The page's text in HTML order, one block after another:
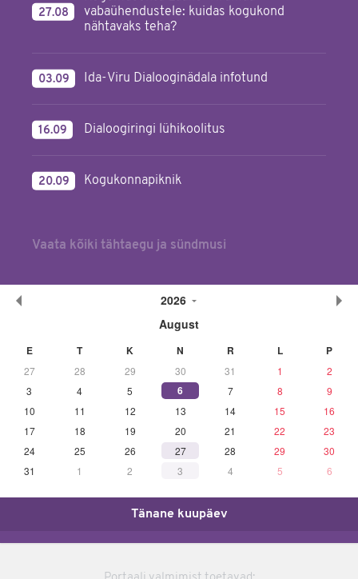
27.08
vabaühendustele: kuidas kogukond
nähtavaks teha?
03.09 Ida-Viru Dialooginädala infotund
16.09 Dialoogiringi lühikoolitus
20.09 Kogukonnapiknik
Vaata kõiki tähtaegu ja sündmusi
2026
August
E T K N R L P
27 28 29 30 31 1
2
3
4 5 6 7 8
9
10
11 12 13 14 15
16
17
18 19 20 21 22
23
24
25 26 27 28 29
30
31
1 2 3 4 5 6
Tänane kuupäev